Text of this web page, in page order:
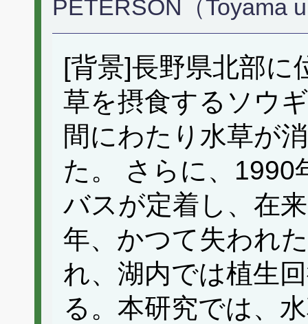
PETERSON（Toyama
[背景]長野県北部に
草を摂食するソウ
間にわたり水草が
た。 さらに、1990
バスが定着し、在
年、かつて失われ
れ、湖内では植生
る。本研究では、